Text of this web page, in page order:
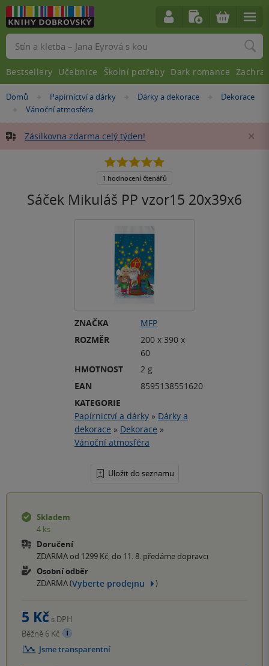
Nacházíte
Domů »Papírnictví a dárky »
Dárky a dekorace »
Dekorace
»
Vánoční atmosféra
Zásilkovna zdarma celý týden!
Sáček Mikuláš PP vzor15 20x39x6
ZNAČKA
MFP
ROZMĚR
200 x 390 x
60
HMOTNOST
2 g
EAN
8595138551620
KATEGORIE
Papírnictví a dárky » Dárky a
dekorace » Dekorace »
Vánoční atmosféra
Uložit do seznamu
5.0
5
1 hodnocení čtenářů
Skladem
4 ks
Doručení
ZDARMA od 1299 Kč, do 11. 8. předáme dopravci
Osobní odběr
ZDARMA (Vyberte prodejnu )
5 Kč s DPH
Běžně 6 Kč
Jsme transparentní
Vyhledávání
Bestsellery Učebnice Školní potřeby Dark romance